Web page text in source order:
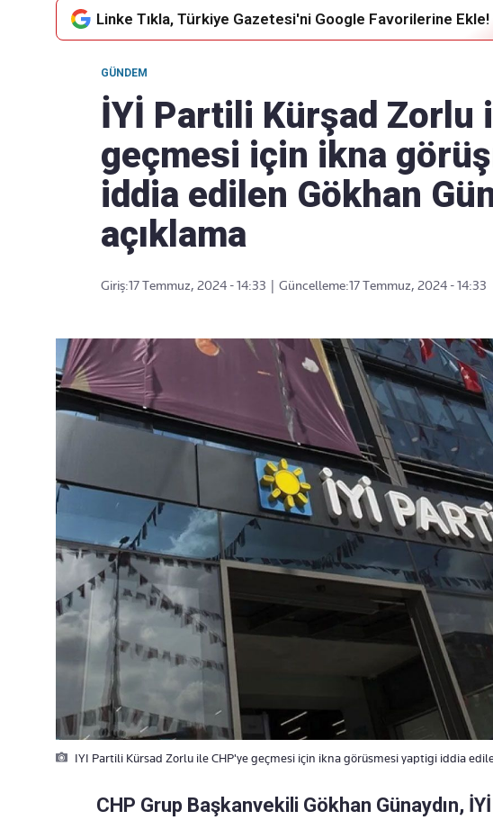
Favori mecralarınızda haber
akışımıza ulaşın
Linke Tıkla, Türkiye Gazetesi'ni Google Favorilerine Ekle!
GÜNDEM
İYİ Partili Kürşad Zorlu
geçmesi için ikna
iddia edilen Gökhan
açıklama
Giriş:17 Temmuz, 2024 - 14:33 Güncelleme:17 Temmuz, 2024 - 14:33
IYI Partili Kürsad Zorlu ile CHP'ye geçmesi için ikna görüsmesi yaptigi iddia
CHP Grup Başkanvekili Gökhan Günaydın,